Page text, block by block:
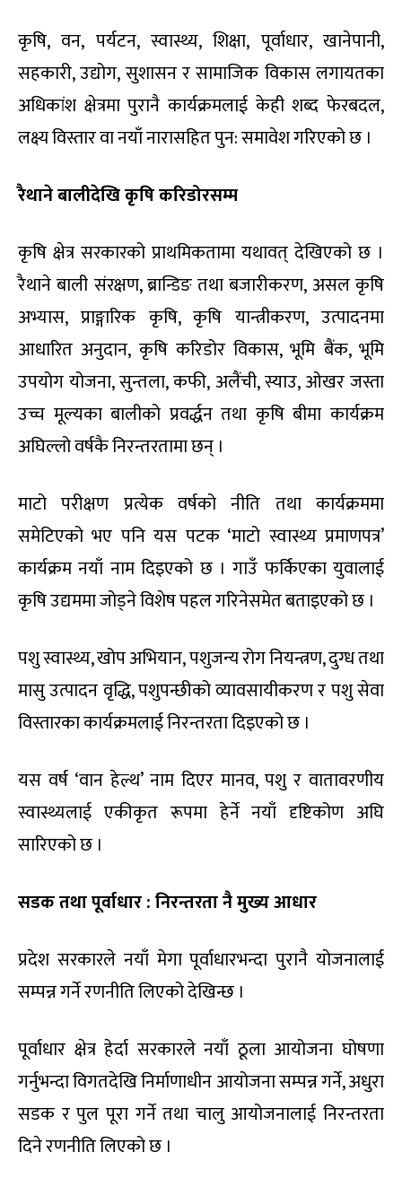
कृषि, वन, पर्यटन, स्वास्थ्य, शिक्षा, पूर्वाधार, खानेपानी,
सहकारी, उद्योग, सुशासन र सामाजिक विकास लगायतका
अधिकांश क्षेत्रमा पुरानै कार्यक्रमलाई केही शब्द फेरबदल,
लक्ष्य विस्तार वा नयाँ नारासहित पुन: समावेश गरिएको छ ।
रैथाने बालीदेखि कृषि करिडोरसम्म
कृषि क्षेत्र सरकारको प्राथमिकतामा यथावत् देखिएको छ ।
रैथाने बाली संरक्षण, ब्रान्डिङ तथा बजारीकरण, असल कृषि
अभ्यास, प्राङ्गारिक कृषि, कृषि यान्त्रीकरण, उत्पादनमा
आधारित अनुदान, कृषि करिडोर विकास, भूमि बैंक, भूमि
उपयोग योजना, सुन्तला, कफी, अलैंची, स्याउ, ओखर जस्ता
उच्च मूल्यका बालीको प्रवर्द्धन तथा कृषि बीमा कार्यक्रम
अघिल्लो वर्षकै निरन्तरतामा छन् ।
माटो परीक्षण प्रत्येक वर्षको नीति तथा कार्यक्रममा
समेटिएको भए पनि यस पटक ‘माटो स्वास्थ्य प्रमाणपत्र’
कार्यक्रम नयाँ नाम दिइएको छ । गाउँ फर्किएका युवालाई
कृषि उद्यममा जोड्ने विशेष पहल गरिनेसमेत बताइएको छ ।
पशु स्वास्थ्य, खोप अभियान, पशुजन्य रोग नियन्त्रण, दुग्ध तथा
मासु उत्पादन वृद्धि, पशुपन्छीको व्यावसायीकरण र पशु सेवा
विस्तारका कार्यक्रमलाई निरन्तरता दिइएको छ ।
यस वर्ष ‘वान हेल्थ’ नाम दिएर मानव, पशु र वातावरणीय
स्वास्थ्यलाई एकीकृत रूपमा हेर्ने नयाँ दृष्टिकोण अघि
सारिएको छ ।
सडक तथा पूर्वाधार : निरन्तरता नै मुख्य आधार
प्रदेश सरकारले नयाँ मेगा पूर्वाधारभन्दा पुरानै योजनालाई
सम्पन्न गर्ने रणनीति लिएको देखिन्छ ।
पूर्वाधार क्षेत्र हेर्दा सरकारले नयाँ ठूला आयोजना घोषणा
गर्नुभन्दा विगतदेखि निर्माणाधीन आयोजना सम्पन्न गर्ने, अधुरा
सडक र पुल पूरा गर्ने तथा चालु आयोजनालाई निरन्तरता
दिने रणनीति लिएको छ ।